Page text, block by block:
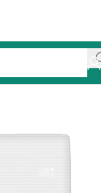
XAB1IN 3,4 kW